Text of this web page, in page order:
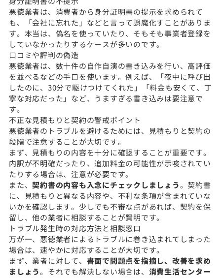
悪徳業者は、消費者から身分証明書の提示を求められて
も、「会社に忘れた」などと言って誤魔化すことがありま
す。本当は、偽名を使っていたり、そもそも事業者登録を
していなかったりするケースが多いのです。
口コミや評判の偽造
悪徳業者は、数十件の自作自演の書き込みを行い、高評価
を並べるなどの手口を使います。例えば、「夜中に呼び出
したのに、30分で駆けつけてくれた」「料金も安くて、丁
寧な対応だった」など、うますぎる書き込みは要注意で
す。
不正な見積もりと契約の警戒ポイント
悪徳業者のトラブルを避けるためには、見積もりと契約の
段階で注意することが大切です。
まず、見積もりの内容を十分に確認することが重要です。
内訳が不明確だったり、追加料金の可能性が示唆されてい
たりする場合は、注意が必要です。
また、契約書の内容も入念にチェックしましょう。契約書
に、見積もりと異なる内容や、不利な条項が含まれていな
いかを確認します。少しでも不審な点があれば、契約を保
留し、他の業者に相談することが賢明です。
トラブル発生時の対応方法と相談窓口
万が一、悪徳業者によるトラブルに巻き込まれてしまった
場合は、速やかに対応することが大切です。
まず、業者に対して、 書面で問題点を指摘し、改善を求め
ましょう。それでも解決しない場合は、 消費生活センター